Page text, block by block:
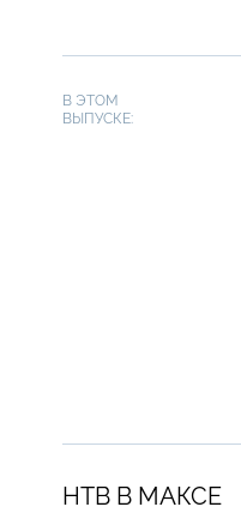
В ЭТОМ
ВЫПУСКЕ:
НТВ В МАКСЕ